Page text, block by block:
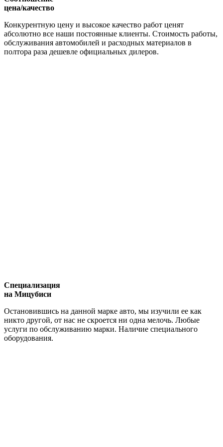
цена/качество
Конкурентную цену и высокое качество работ ценят
абсолютно все наши постоянные клиенты. Стоимость работы,
обслуживания автомобилей и расходных материалов в
полтора раза дешевле официальных дилеров.
Специализация
на Мицубиси
Остановившись на данной марке авто, мы изучили ее как
никто другой, от нас не скроется ни одна мелочь. Любые
услуги по обслуживанию марки. Наличие специального
оборудования.